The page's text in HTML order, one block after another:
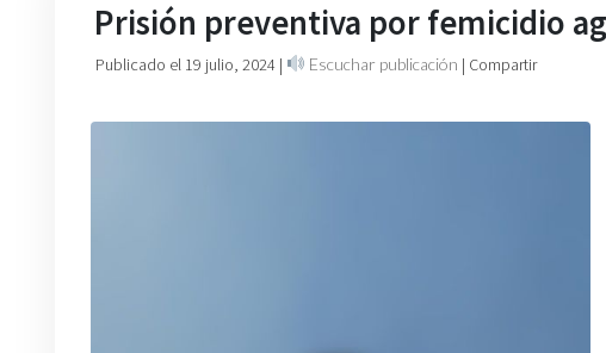
Prisión preventiva por femicidio
Publicado el 19 julio, 2024 | Escuchar publicación | Compartir